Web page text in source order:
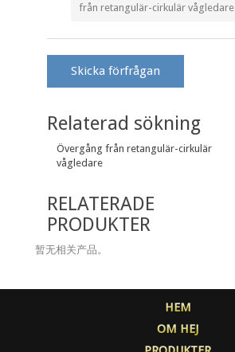
från retangulär-cirkulär vågledare
Skicka förfrågan
Relaterad sökning
Övergång från retangulär-cirkulär
vågledare
RELATERADE
PRODUKTER
暂无相关产品。
HEM
OM HEJ